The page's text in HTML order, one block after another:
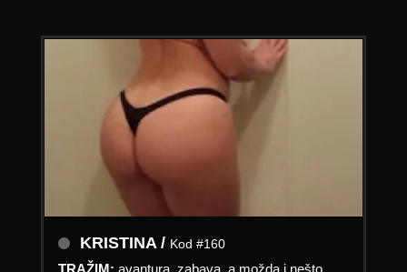
KRISTINA / Kod #160